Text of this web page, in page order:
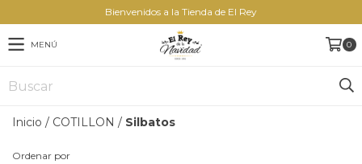
Bienvenidos a la Tienda de El Rey
MENÚ 0
Inicio / COTILLON / Silbatos
Ordenar por